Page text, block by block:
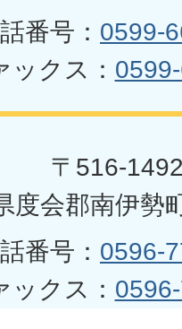
番号： 0599-
ックス：
〒516-
度会郡南伊勢
番号： 0596-
ックス：